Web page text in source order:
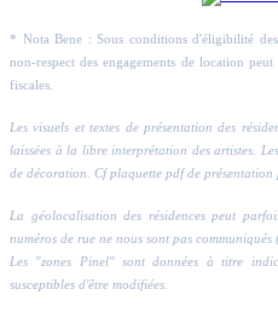
* Nota Bene : Sous conditions d'éligibilité
non-respect des engagements de location
fiscales.
Les visuels et textes de présentation des
laissées à la libre interprétation des artistes.
de décoration. Cf plaquette pdf de présentation
La géolocalisation des résidences peut
numéros de rue ne nous sont pas
Les "zones Pinel" sont données à titre
susceptibles d'être modifiées.